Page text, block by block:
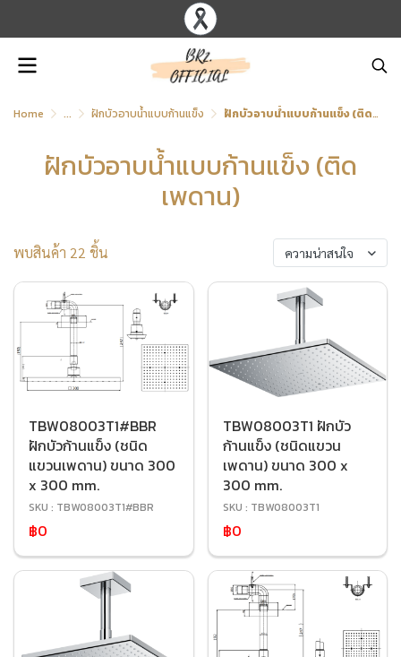
Home ... ฝักบัวอาบน้ำแบบก้านแข็ง ฝักบัวอาบน้ำแบบก้านแข็ง (ติดเพดาน)
ฝักบัวอาบน้ำแบบก้านแข็ง (ติด
เพดาน)
พบสินค้า 22 ชิ้น ความน่าสนใจ
TBW08003T1#BBR
ฝักบัวก้านแข็ง (ชนิด
แขวนเพดาน) ขนาด 300
x 300 mm.
SKU : TBW08003T1#BBR
฿0
TBW08003T1 ฝักบัว
ก้านแข็ง (ชนิดแขวน
เพดาน) ขนาด 300 x
300 mm.
SKU : TBW08003T1
฿0